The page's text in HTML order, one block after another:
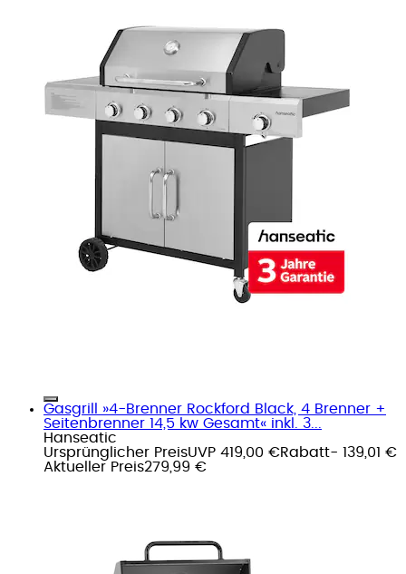
Gasgrill »4-Brenner Rockford Black, 4 Brenner +
Seitenbrenner 14,5 kw Gesamt« inkl. 3...
Hanseatic
Ursprünglicher PreisUVP 419,00 €Rabatt- 139,01 €
Aktueller Preis279,99 €